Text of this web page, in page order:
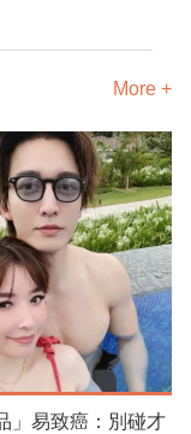
More +
」易致癌：別碰才